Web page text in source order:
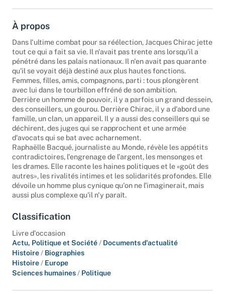
À propos
Dans l'ultime combat pour sa réélection, Jacques Chirac jette
tout ce qui a fait sa vie. Il n'avait pas trente ans lorsqu'il a
pénétré dans les palais nationaux. Il n'en avait pas quarante
qu'il se voyait déjà destiné aux plus hautes fonctions.
Femmes, filles, amis, compagnons, parti : tous plongèrent
avec lui dans le tourbillon effréné de son ambition.
Derrière un homme de pouvoir, il y a parfois un grand dessein,
des conseillers, un gourou. Derrière Chirac, il y a d'abord une
famille, un clan, un appareil. Il y a aussi des conseillers qui se
déchirent, des juges qui se rapprochent et une armée
d'avocats qui se bat avec acharnement.
Raphaëlle Bacqué, journaliste au Monde, révèle les appétits
contradictoires, l'engrenage de l'argent, les mensonges et
les drames. Elle raconte les haines politiques et le «goût des
autres», les rivalités intimes et les solidarités profondes. Elle
dévoile un homme plus cynique qu'on ne l'imaginerait, mais
aussi plus complexe qu'il n'y paraît.
Classification
Livre d'occasion
Actu, Politique et Société / Documents d'actualité
Histoire / Biographies
Histoire / Europe
Sciences humaines / Politique